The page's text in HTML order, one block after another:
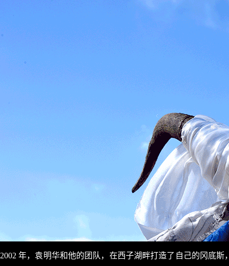
2002 年，袁明华和他的团队， 在西子湖畔打造了自己的冈底斯